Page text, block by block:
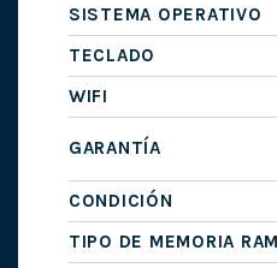
SISTEMA OPERATIVO
TECLADO
WIFI
GARANTÍA
CONDICIÓN
TIPO DE MEMORIA RAM